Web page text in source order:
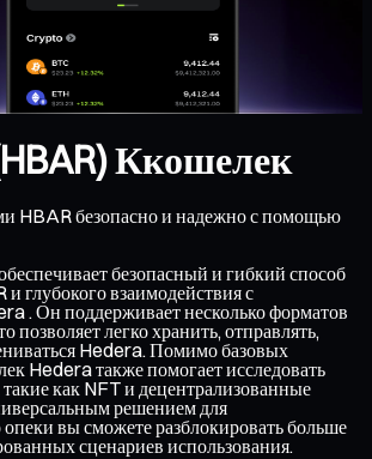
Ккошелек
HBAR безопасно и надежно с помощью
безопасный и гибкий способ
глубокого взаимодействия с
. Он поддерживает несколько форматов
позволяет легко хранить, отправлять,
Hedera. Помимо базовых
Hedera также помогает исследовать
как NFT и децентрализованные
решением для
опеки вы сможете разблокировать больше
сценариев использования.